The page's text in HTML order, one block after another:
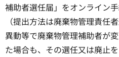
補助者選任届」をオンライン
（提出方法は廃棄物管理責任
異動等で廃棄物管理補助者が
た場合も、その選任又は廃止